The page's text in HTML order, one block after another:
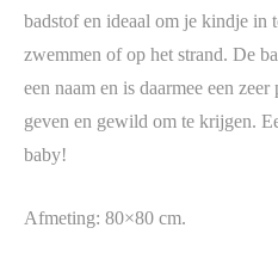
badstof en ideaal om je kindje in
zwemmen of op het strand. De
een naam en is daarmee een
geven en gewild om te krijgen.
baby!
Afmeting: 80×80 cm.